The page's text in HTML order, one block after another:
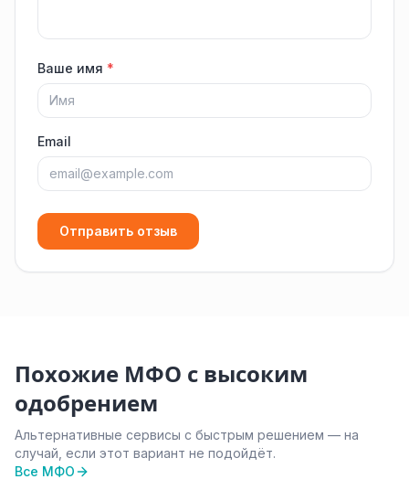
Ваше имя *
Email
Отправить отзыв
Похожие МФО с высоким
одобрением
Альтернативные сервисы с быстрым решением — на
случай, если этот вариант не подойдёт.
Все МФО